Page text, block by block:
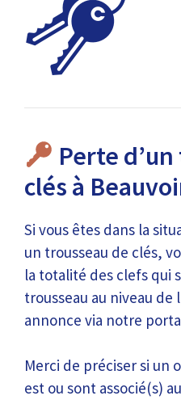
Perte
clés à
Si vous êtes dans la
un trousseau de clés,
la totalité des clefs qui
trousseau au niveau
annonce via notre
Merci de préciser si un
est ou sont associé(s)